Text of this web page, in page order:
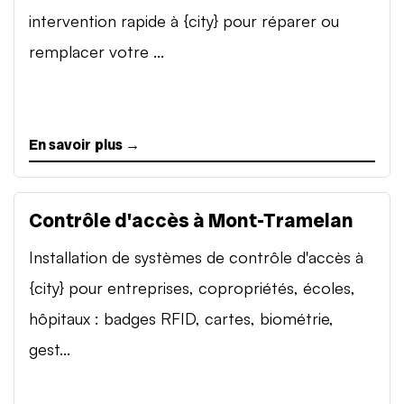
intervention rapide à {city} pour réparer ou
remplacer votre ...
En savoir plus →
Contrôle d'accès à Mont-Tramelan
Installation de systèmes de contrôle d'accès à
{city} pour entreprises, copropriétés, écoles,
hôpitaux : badges RFID, cartes, biométrie,
gest...